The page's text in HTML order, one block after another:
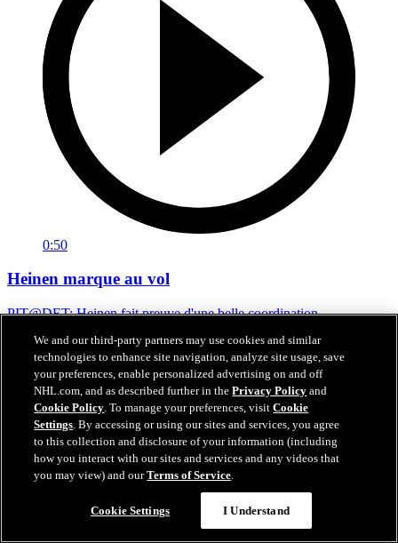
0:50
Heinen marque au vol
PIT@DET: Heinen fait preuve d'une belle coordination
08 avr. 2023
We and our third-party partners may use cookies and similar
technologies to enhance site navigation, analyze site usage, save
your preferences, enable personalized advertising on and off
NHL.com, and as described further in thePrivacy Policy and
Cookie Policy. To manage your preferences, visitCookie
Settings. By accessing or using our sites and services, you agree
to this collection and disclosure of your information (including
how you interact with our sites and services and any videos that
you may view) and ourTerms of Service.
Cookie Settings I Understand